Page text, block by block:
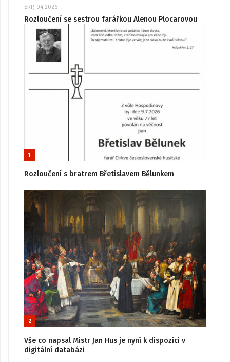
SRP, 04 2026
Rozloučení se sestrou farářkou Alenou Plocarovou
1
Rozloučení s bratrem Břetislavem Bělunkem
2
Vše co napsal Mistr Jan Hus je nyní k dispozici v
digitální databázi